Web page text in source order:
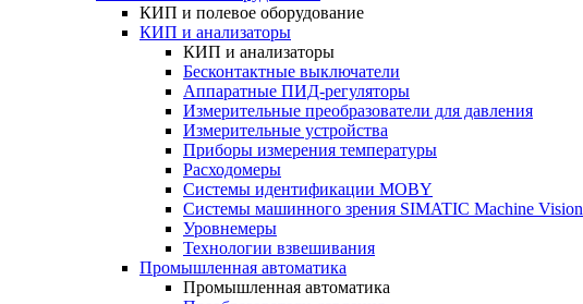
КИП и полевое оборудование
КИП и анализаторы
КИП и анализаторы
Бесконтактные выключатели
Аппаратные ПИД-регуляторы
Измерительные преобразователи для давления
Измерительные устройства
Приборы измерения температуры
Расходомеры
Системы идентификации MOBY
Системы машинного зрения SIMATIC Machine Vision
Уровнемеры
Технологии взвешивания
Промышленная автоматика
Промышленная автоматика